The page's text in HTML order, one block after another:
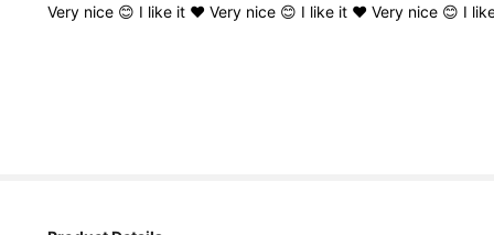
Very nice 😊 I like it ♥️ Very nice 😊 I like it ♥️ Very nice 😊 I